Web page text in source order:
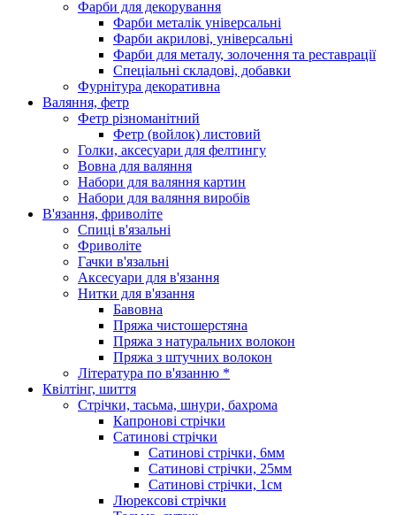
Фарби для декорування
Фарби металік універсальні
Фарби акрилові, універсальні
Фарби для металу, золочення та реставрації
Спеціальні складові, добавки
Фурнітура декоративна
Валяння, фетр
Фетр різноманітний
Фетр (войлок) листовий
Голки, аксесуари для фелтингу
Вовна для валяння
Набори для валяння картин
Набори для валяння виробів
В'язання, фриволіте
Спиці в'язальні
Фриволіте
Гачки в'язальні
Аксесуари для в'язання
Нитки для в'язання
Бавовна
Пряжа чистошерстяна
Пряжа з натуральних волокон
Пряжа з штучних волокон
Література по в'язанню *
Квілтінг, шиття
Стрічки, тасьма, шнури, бахрома
Капронові стрічки
Сатинові стрічки
Сатинові стрічки, 6мм
Сатинові стрічки, 25мм
Сатинові стрічки, 1см
Люрексові стрічки